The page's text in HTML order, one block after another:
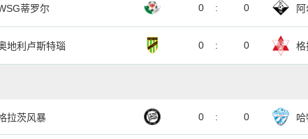
蒂罗尔 0 : 0
地利卢斯特瑙 0 : 0 格
拉茨风暴 0 : 0